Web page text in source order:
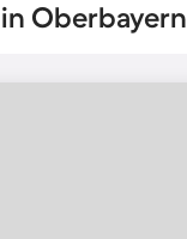
Oberbayern